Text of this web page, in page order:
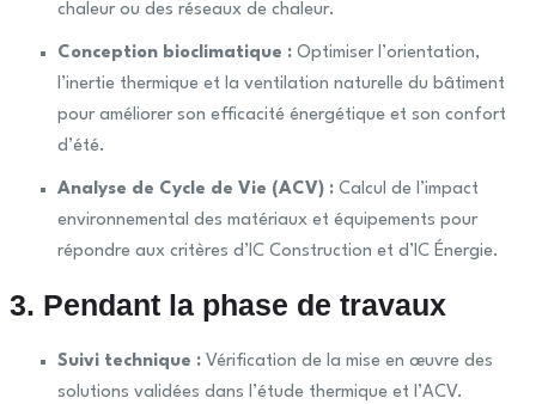
chaleur ou des réseaux de chaleur.
Conception bioclimatique :Optimiser l’orientation,
l’inertie thermique et la ventilation naturelle du bâtiment
pour améliorer son efficacité énergétique et son confort
d’été.
Analyse de Cycle de Vie (ACV) :Calcul de l’impact
environnemental des matériaux et équipements pour
répondre aux critères d’IC Construction et d’IC Énergie.
3. Pendant la phase de travaux
Suivi technique :Vérification de la mise en œuvre des
solutions validées dans l’étude thermique et l’ACV.